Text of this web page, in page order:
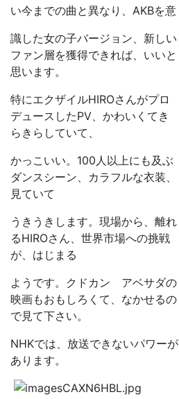
い今までの曲と異なり、AKBを意
識した女の子バージョン、新しい
ファン層を獲得できれば、いいと
思います。
特にエクザイルHIROさんがプロ
デュースしたPV、かわいくてき
らきらしていて、
かっこいい。100人以上にも及ぶ
ダンスシーン、カラフルな衣装、
見ていて
うきうきします。現場から、離れ
るHIROさん、世界市場への挑戦
が、はじまる
ようです。クドカン アベサダの
映画もおもしろくて、なかせるの
で見て下さい。
NHKでは、放送できないパワーが
あります。